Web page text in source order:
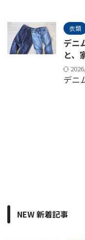
衣類
デニ
と、
デニ
NEW 新着記事